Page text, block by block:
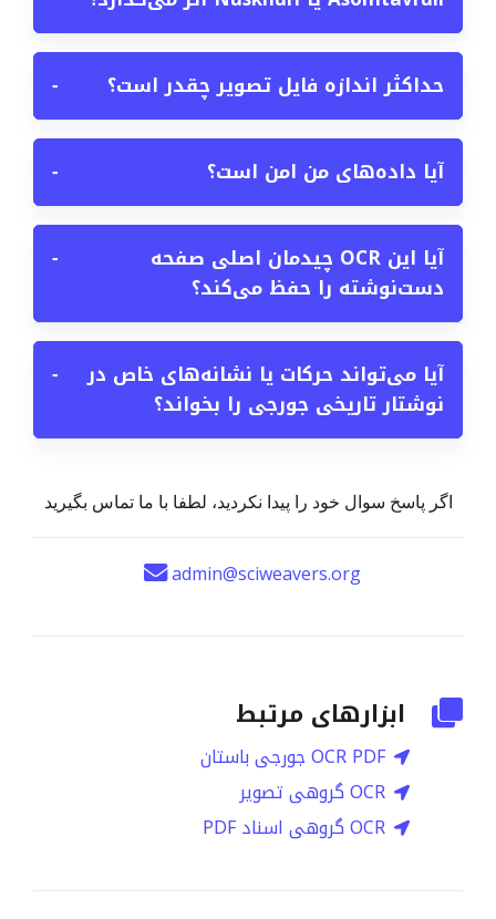
حداکثر اندازه فایل تصویر چقدر است؟ −
آیا داده‌های من امن است؟ −
آیا این OCR چیدمان اصلی صفحه
دست‌نوشته را حفظ می‌کند؟
−
آیا می‌تواند حرکات یا نشانه‌های خاص در
نوشتار تاریخی جورجی را بخواند؟
−
اگر پاسخ سوال خود را پیدا نکردید، لطفا با ما تماس بگیرید
admin@sciweavers.org
ابزارهای مرتبط
OCR PDF جورجی باستان
OCR گروهی تصویر
OCR گروهی اسناد PDF